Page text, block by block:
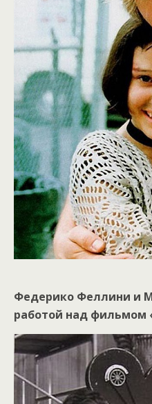
Федерико Феллини и
работой над фильмом